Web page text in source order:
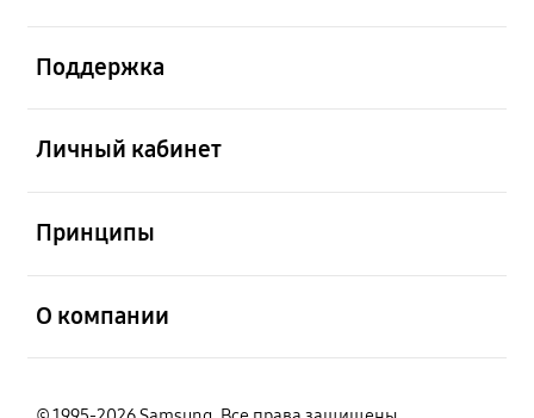
Поддержка
Личный кабинет
Принципы
О компании